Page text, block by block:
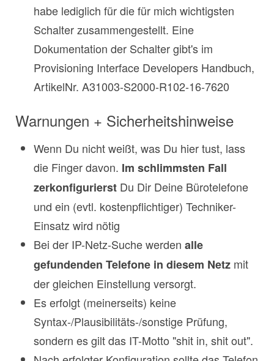
habe lediglich für die für mich wichtigsten
Schalter zusammengestellt. Eine
Dokumentation der Schalter gibt's im
Provisioning Interface Developers Handbuch,
ArtikelNr. A31003-S2000-R102-16-7620
Warnungen + Sicherheitshinweise
Wenn Du nicht weißt, was Du hier tust, lass
die Finger davon. Im schlimmsten Fall
zerkonfigurierst Du Dir Deine Bürotelefone
und ein (evtl. kostenpflichtiger) Techniker-
Einsatz wird nötig
Bei der IP-Netz-Suche werden alle
gefundenden Telefone in diesem Netz mit
der gleichen Einstellung versorgt.
Es erfolgt (meinerseits) keine
Syntax-/Plausibilitäts-/sonstige Prüfung,
sondern es gilt das IT-Motto "shit in, shit out".